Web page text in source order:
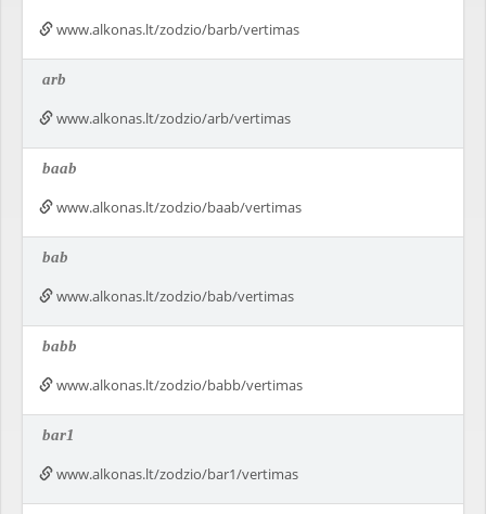
www.alkonas.lt/zodzio/barb/vertimas
arb
www.alkonas.lt/zodzio/arb/vertimas
baab
www.alkonas.lt/zodzio/baab/vertimas
bab
www.alkonas.lt/zodzio/bab/vertimas
babb
www.alkonas.lt/zodzio/babb/vertimas
bar1
www.alkonas.lt/zodzio/bar1/vertimas